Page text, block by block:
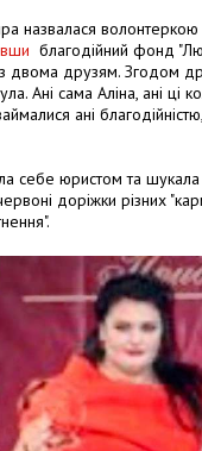
назвалася
благодійний фонд
двома друзям. Згодом
Ані сама Аліна, ані ці
ані
себе юристом та
доріжки різних